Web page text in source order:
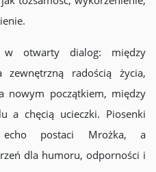
otwarty dialog: między
radością życia,
nowym początkiem, między
a chęcią ucieczki. Piosenki
echo postaci Mrożka, a
dla humoru, odporności i